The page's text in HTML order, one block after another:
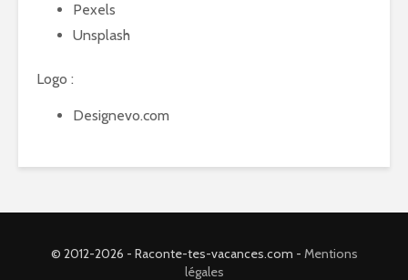
Pexels
Unsplash
Logo :
Designevo.com
© 2012-2026 - Raconte-tes-vacances.com - Mentions
légales